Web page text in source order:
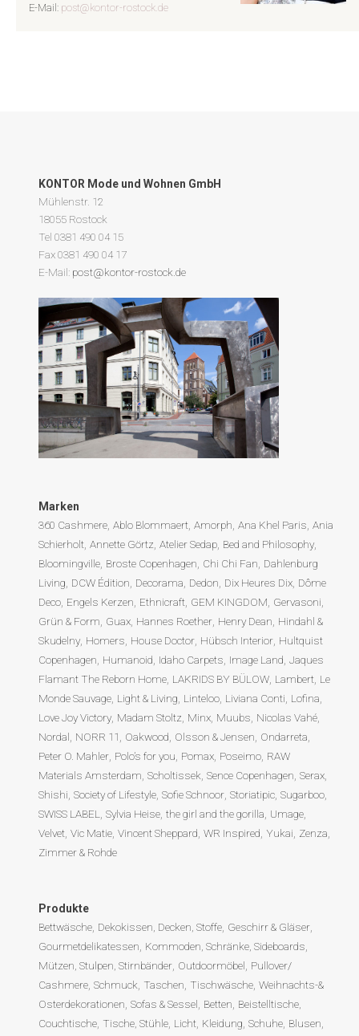
E-Mail: post@kontor-rostock.de
KONTOR Mode und Wohnen GmbH
Mühlenstr. 12
18055 Rostock
Tel 0381 490 04 15
Fax 0381 490 04 17
E-Mail: post@kontor-rostock.de
Marken
360 Cashmere Ablo Blommaert Amorph Ana Khel Paris Ania
Schierholt Annette Görtz Atelier Sedap Bed and Philosophy
Bloomingville Broste Copenhagen Chi Chi Fan Dahlenburg
Living DCW Édition Decorama Dedon Dix Heures Dix Dôme
Deco Engels Kerzen Ethnicraft GEM KINGDOM Gervasoni
Grün & Form Guax Hannes Roether Henry Dean Hindahl &
Skudelny Homers House Doctor Hübsch Interior Hultquist
Copenhagen Humanoid Idaho Carpets Image Land Jaques
Flamant The Reborn Home LAKRIDS BY BÜLOW Lambert Le
Monde Sauvage Light & Living Linteloo Liviana Conti Lofina
Love Joy Victory Madam Stoltz Minx Muubs Nicolas Vahé
Nordal NORR 11 Oakwood Olsson & Jensen Ondarreta
Peter O. Mahler Polo’s for you Pomax Poseimo RAW
Materials Amsterdam Scholtissek Sence Copenhagen Serax
Shishi Society of Lifestyle Sofie Schnoor Storiatipic Sugarboo
SWISS LABEL
Sylvia Heise the girl and the gorilla Umage
Velvet Vic Matie Vincent Sheppard WR Inspired Yukai Zenza
Zimmer & Rohde
Produkte
Bettwäsche Dekokissen, Decken, Stoffe Geschirr & Gläser
Gourmetdelikatessen Kommoden, Schränke, Sideboards
Mützen, Stulpen, Stirnbänder Outdoormöbel Pullover/
Cashmere Schmuck Taschen Tischwäsche Weihnachts-&
Osterdekorationen Sofas & Sessel Betten Beistelltische,
Couchtische Tische, Stühle Licht Kleidung Schuhe Blusen